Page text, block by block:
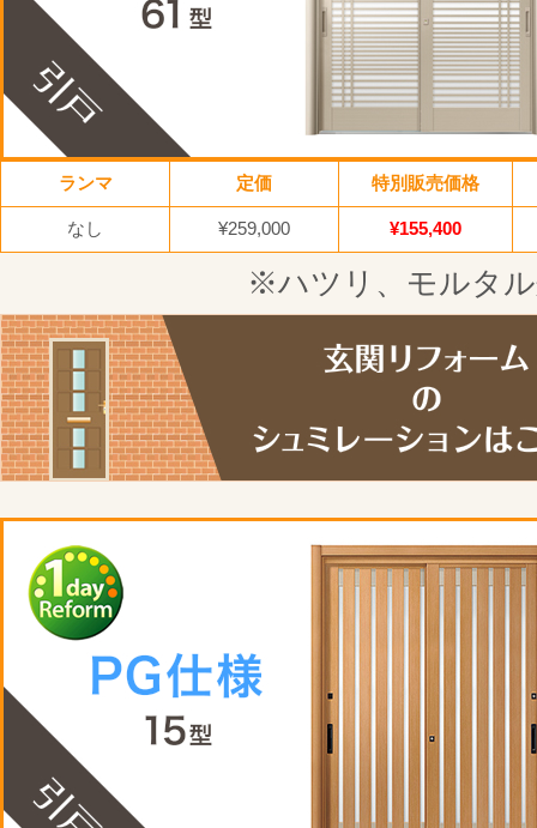
ランマ 定価 特別販売価格
なし ¥259,000 ¥155,400
※ハツリ、モルタ